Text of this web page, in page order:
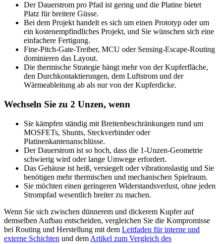
Der Dauerstrom pro Pfad ist gering und die Platine bietet
Platz für breitere Güsse.
Bei dem Projekt handelt es sich um einen Prototyp oder um
ein kostenempfindliches Projekt, und Sie wünschen sich eine
einfachere Fertigung.
Fine-Pitch-Gate-Treiber, MCU oder Sensing-Escape-Routing
dominieren das Layout.
Die thermische Strategie hängt mehr von der Kupferfläche,
den Durchkontaktierungen, dem Luftstrom und der
Wärmeableitung ab als nur von der Kupferdicke.
Wechseln Sie zu 2 Unzen, wenn
Sie kämpfen ständig mit Breitenbeschränkungen rund um
MOSFETs, Shunts, Steckverbinder oder
Platinenkantenanschlüsse.
Der Dauerstrom ist so hoch, dass die 1-Unzen-Geometrie
schwierig wird oder lange Umwege erfordert.
Das Gehäuse ist heiß, versiegelt oder vibrationslastig und Sie
benötigen mehr thermischen und mechanischen Spielraum.
Sie möchten einen geringeren Widerstandsverlust, ohne jeden
Strompfad wesentlich breiter zu machen.
Wenn Sie sich zwischen dünnerem und dickerem Kupfer auf
demselben Aufbau entscheiden, vergleichen Sie die Kompromisse
bei Routing und Herstellung mit dem Leitfaden für interne und
externe Schichten und dem Artikel zum Vergleich des